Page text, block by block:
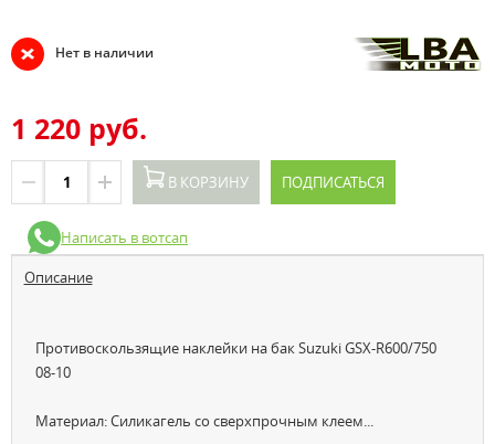
Нет в наличии
1 220 руб.
В КОРЗИНУ ПОДПИСАТЬСЯ
Написать в вотсап
Описание
Противоскользящие наклейки на бак Suzuki GSX-R600/750
08-10
Материал: Cиликагель со сверхпрочным клеем...